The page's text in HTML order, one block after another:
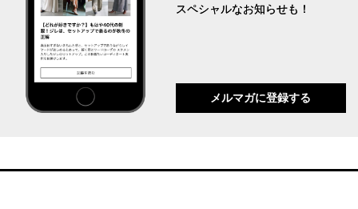
スペシャルなお知らせも！
メルマガに登録する